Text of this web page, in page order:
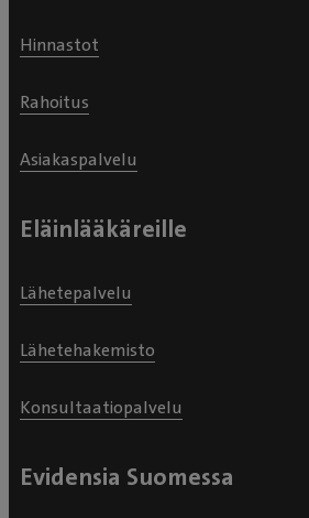
Hinnastot
Rahoitus
Asiakaspalvelu
Eläinlääkäreille
Lähetepalvelu
Lähetehakemisto
Konsultaatiopalvelu
Evidensia Suomessa